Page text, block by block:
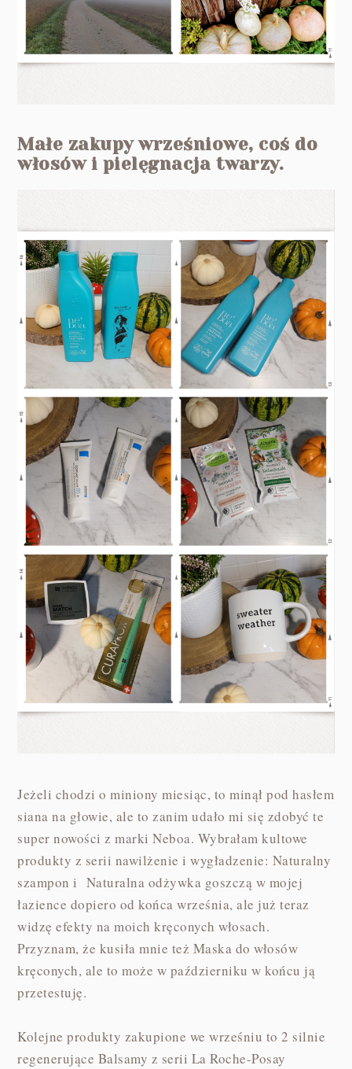
Małe zakupy wrześniowe, coś do
włosów i pielęgnacja twarzy.
Jeżeli chodzi o miniony miesiąc, to minął pod hasłem
siana na głowie, ale to zanim udało mi się zdobyć te
super nowości z marki Neboa. Wybrałam kultowe
produkty z serii nawilżenie i wygładzenie: Naturalny
szampon i Naturalna odżywka goszczą w mojej
łazience dopiero od końca września, ale już teraz
widzę efekty na moich kręconych włosach.
Przyznam, że kusiła mnie też Maska do włosów
kręconych, ale to może w październiku w końcu ją
przetestuję.
Kolejne produkty zakupione we wrześniu to 2 silnie
regenerujące Balsamy z serii La Roche-Posay